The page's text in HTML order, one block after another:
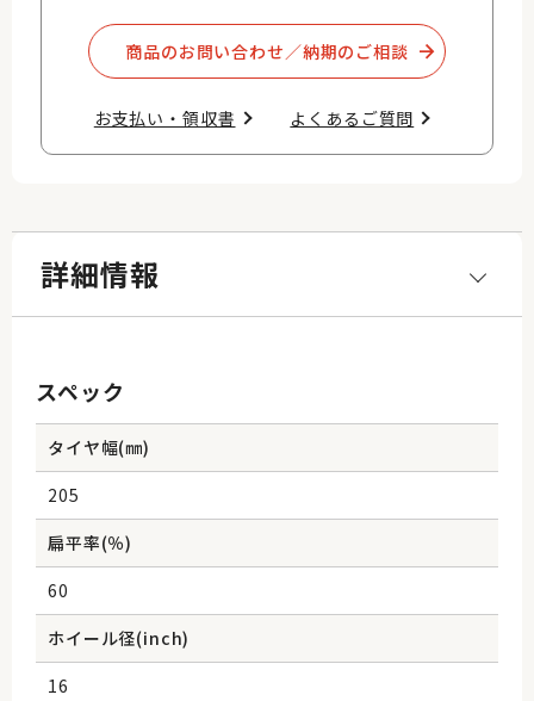
商品のお問い合わせ／納期のご相談​
お支払い・領収書​ よくあるご質問​
詳細情報
スペック
タイヤ幅(㎜)
205
扁平率(％)
60
ホイール径(inch)
16